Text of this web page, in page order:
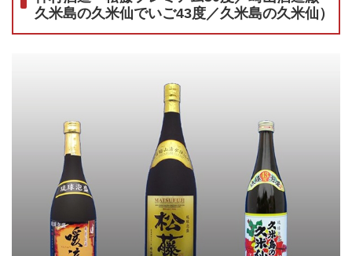
久米島の久米仙でいご43度／久米島の久米仙）